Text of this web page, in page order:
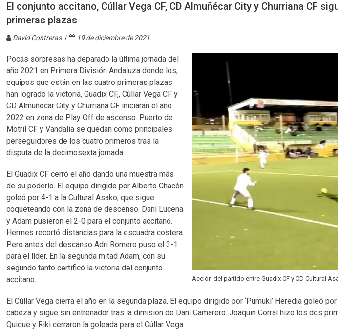
El conjunto accitano, Cúllar Vega CF, CD Almuñécar City y Churriana CF
primeras plazas
David Contreras | 19 de diciembre de 2021
Acción del partido entre Guadix CF y CD Cultural
Pocas sorpresas ha deparado la última jornada del
año 2021 en Primera División Andaluza donde los,
equipos que están en las cuatro primeras plazas
han logrado la victoria, Guadix CF,, Cúllar Vega CF y
CD Almuñécar City y Churriana CF iniciarán el año
2022 en zona de Play Off de ascenso. Puerto de
Motril CF y Vandalia se quedan como principales
perseguidores de los cuatro primeros tras la
disputa de la decimosexta jornada.
El Guadix CF cerró el año dando una muestra más
de su poderío. El equipo dirigido por Alberto Chacón
goleó por 4-1 a la Cultural Asako, que sigue
coqueteando con la zona de descenso. Dani Lucena
y Adam pusieron el 2-0 para el conjunto accitano.
Hermes recortó distancias para la escuadra costera.
Pero antes del descanso Adri Romero puso el 3-1
para el líder. En la segunda mitad Adam, con su
segundo tanto certificó la victoria del conjunto
accitano.
El Cúllar Vega cierra el año en la segunda plaza. El equipo dirigido por ‘Pumuki’ Heredia goleó
cabeza y sigue sin entrenador tras la dimisión de Dani Camarero. Joaquín Corral hizo los dos
Quique y Riki cerraron la goleada para el Cúllar Vega.